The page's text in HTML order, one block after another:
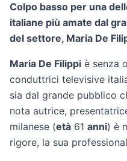
Colpo basso per una
italiane più amate dal
del settore, Maria De
Maria De Filippi è senza
conduttrici televisive
sia dal grande pubblico
nota autrice,
milanese (età 61 anni) è
rigore, la sua